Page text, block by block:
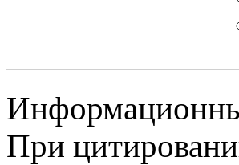
При